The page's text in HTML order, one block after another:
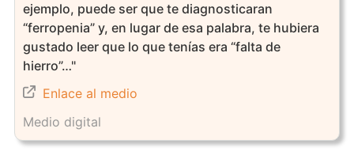
ejemplo, puede ser que te diagnosticaran
“ferropenia” y, en lugar de esa palabra, te hubiera
gustado leer que lo que tenías era “falta de
hierro”…"
Enlace al medio
Medio digital